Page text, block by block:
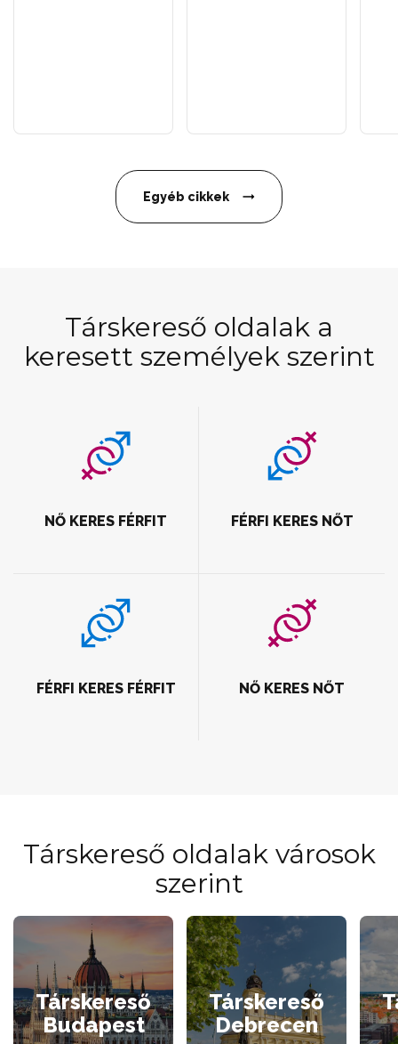
Egyéb cikkek
Társkereső oldalak a
keresett személyek szerint
NŐ KERES FÉRFIT FÉRFI KERES NŐT
FÉRFI KERES FÉRFIT NŐ KERES NŐT
Társkereső oldalak városok
szerint
Társkereső
Budapest
Társkereső
Debrecen